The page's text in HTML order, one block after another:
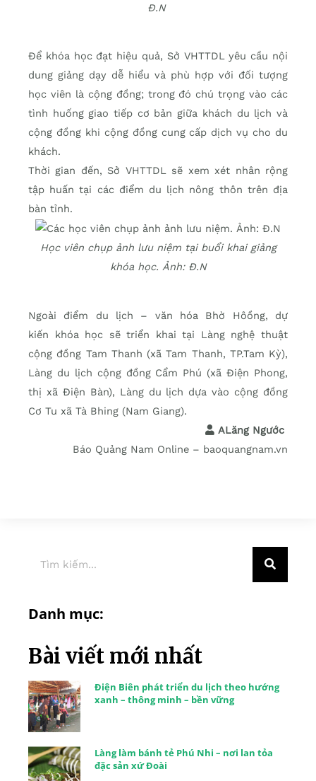
Đ.N
Để khóa học đạt hiệu quả, Sở VHTTDL yêu cầu nội
dung giảng dạy dễ hiểu và phù hợp với đối tượng
học viên là cộng đồng; trong đó chú trọng vào các
tình huống giao tiếp cơ bản giữa khách du lịch và
cộng đồng khi cộng đồng cung cấp dịch vụ cho du
khách.
Thời gian đến, Sở VHTTDL sẽ xem xét nhân rộng
tập huấn tại các điểm du lịch nông thôn trên địa
bàn tỉnh.
Học viên chụp ảnh lưu niệm tại buổi khai giảng
khóa học. Ảnh: Đ.N
Ngoài điểm du lịch – văn hóa Bhờ Hôồng, dự
kiến khóa học sẽ triển khai tại Làng nghệ thuật
cộng đồng Tam Thanh (xã Tam Thanh, TP.Tam Kỳ),
Làng du lịch cộng đồng Cẩm Phú (xã Điện Phong,
thị xã Điện Bàn), Làng du lịch dựa vào cộng đồng
Cơ Tu xã Tà Bhing (Nam Giang).
ALăng Ngước
Báo Quảng Nam Online – baoquangnam.vn
Danh mục:
Bài viết mới nhất
Điện Biên phát triển du lịch theo hướng
xanh – thông minh – bền vững
Làng làm bánh tẻ Phú Nhi – nơi lan tỏa
đặc sản xứ Đoài